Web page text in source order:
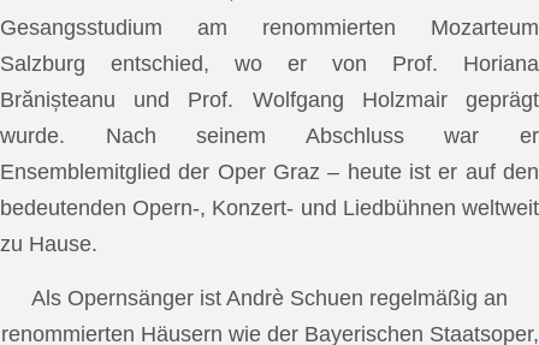
Gesangsstudium am renommierten Mozarteum
Salzburg entschied, wo er von Prof. Horiana
Brănișteanu und Prof. Wolfgang Holzmair geprägt
wurde. Nach seinem Abschluss war er
Ensemblemitglied der Oper Graz – heute ist er auf den
bedeutenden Opern-, Konzert- und Liedbühnen weltweit
zu Hause.
Als Opernsänger ist Andrè Schuen regelmäßig an
renommierten Häusern wie der Bayerischen Staatsoper,